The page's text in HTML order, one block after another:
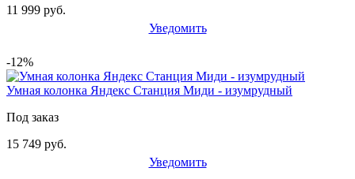
11 999 руб.
Уведомить
-12%
Умная колонка Яндекс Станция Миди - изумрудный
Под заказ
15 749 руб.
Уведомить